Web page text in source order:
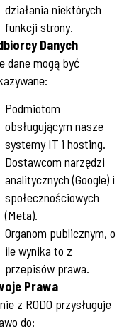
działania niektórych
funkcji strony.
Danych
dane mogą być
Podmiotom
obsługującym nasze
systemy IT i hosting.
Dostawcom narzędzi
analitycznych (Google) i
społecznościowych
(Meta).
Organom publicznym, o
ile wynika to z
przepisów prawa.
Prawa
z RODO przysługuje
do: